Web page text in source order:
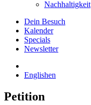
Nachhaltigkeit
Dein Besuch
Kalender
Specials
Newsletter
Englishen
Petition